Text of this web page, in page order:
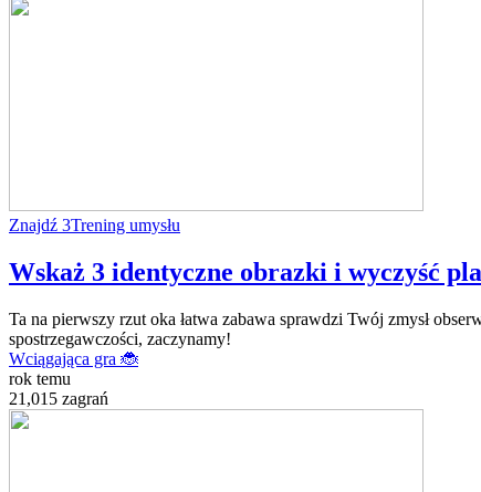
Znajdź 3Trening umysłu
Wskaż 3 identyczne obrazki i wyczyść
Ta na pierwszy rzut oka łatwa zabawa sprawdzi Twój zmysł
spostrzegawczości, zaczynamy!
Wciągająca gra 🐞
rok temu
21,015 zagrań